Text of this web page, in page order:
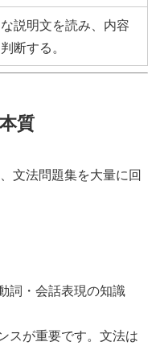
説明文を読み、内容
断する。
質
文法問題集を大量に回
詞・会話表現の知識
スが重要です。文法は